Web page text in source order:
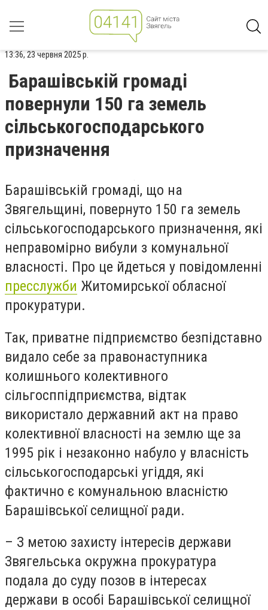
13:36, 23 червня 2025 р.
Барашівській громаді
повернули 150 га земель
сільськогосподарського
призначення
Барашівській громаді, що на
Звягельщині, повернуто 150 га земель
сільськогосподарського призначення, які
неправомірно вибули з комунальної
власності. Про це йдеться у повідомленні
пресслужби Житомирської обласної
прокуратури.
Так, приватне підприємство безпідставно
видало себе за правонаступника
колишнього колективного
сільгосппідприємства, відтак
використало державний акт на право
колективної власності на землю ще за
1995 рік і незаконно набуло у власність
сільськогосподарські угіддя, які
фактично є комунальною власністю
Барашівської селищної ради.
– З метою захисту інтересів держави
Звягельська окружна прокуратура
подала до суду позов в інтересах
держави в особі Барашівської селищної